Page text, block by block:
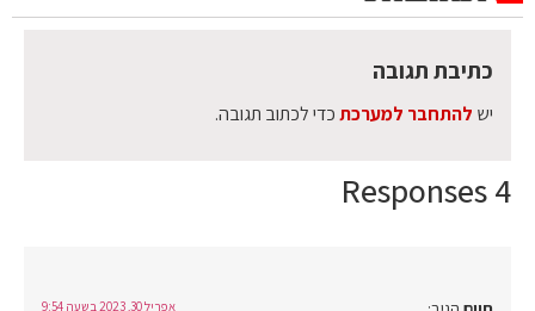
4 Responses
אפריל 30, 2023 בשעה 9:54
כתיבת תגובה
יש להתחבר למערכתכדי לכתוב תגובה.